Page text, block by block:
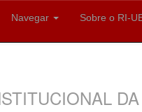
Navegar Sobre o RI-